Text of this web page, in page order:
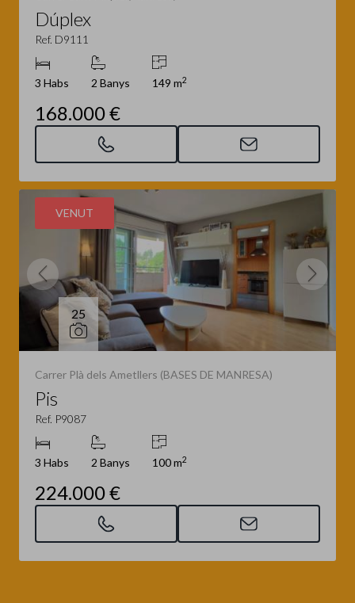
Dúplex
Ref. D9111
3 Habs 2 Banys 149 m2
168.000 €
VENUT
25
Carrer Plà dels Ametllers (BASES DE MANRESA)
Pis
Ref. P9087
3 Habs 2 Banys 100 m2
224.000 €